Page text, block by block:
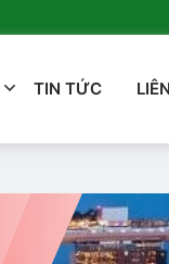
TIN TỨC